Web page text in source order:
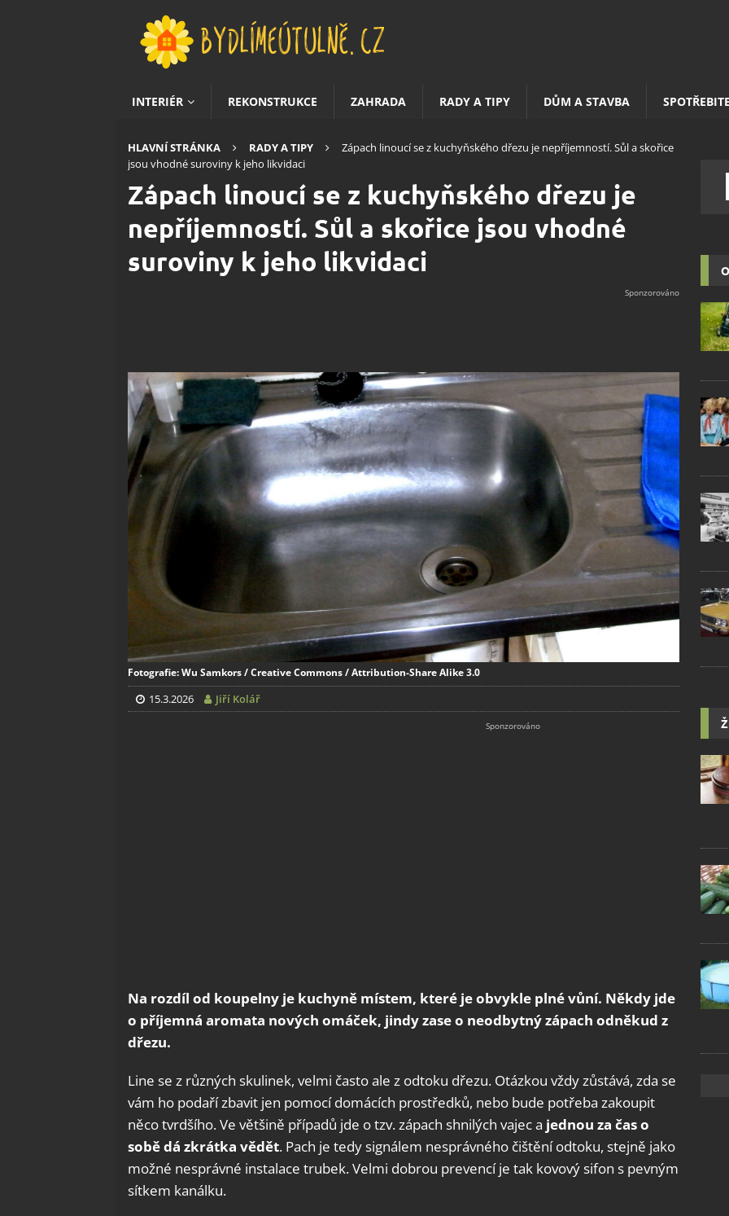
INTERIÉR REKONSTRUKCE ZAHRADA RADY A TIPY DŮM A STAVBA
HLAVNÍ STRÁNKA RADY A TIPY
Zápach linoucí se z kuchyňského dřezu je nepříjemností. Sůl a skořice
jsou vhodné suroviny k jeho likvidaci
Zápach linoucí se z kuchyňského dřezu je
nepříjemností. Sůl a skořice jsou vhodné
suroviny k jeho likvidaci
Fotografie: Wu Samkors / Creative Commons / Attribution-Share Alike 3.0
15.3.2026 Jiří Kolář
Na rozdíl od koupelny je kuchyně místem, které je obvykle plné vůní. Někdy jde
o příjemná aromata nových omáček, jindy zase o neodbytný zápach odněkud z
dřezu.
Line se z různých skulinek, velmi často ale z odtoku dřezu. Otázkou vždy zůstává, zda se
vám ho podaří zbavit jen pomocí domácích prostředků, nebo bude potřeba zakoupit
něco tvrdšího. Ve většině případů jde o tzv. zápach shnilých vajec a jednou za čas o
sobě dá zkrátka vědět. Pach je tedy signálem nesprávného čištění odtoku, stejně jako
možné nesprávné instalace trubek. Velmi dobrou prevencí je tak kovový sifon s pevným
sítkem kanálku.